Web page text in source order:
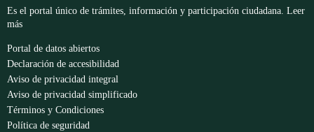
Es el portal único de trámites, información y participación ciudadana. Leer
más
Portal de datos abiertos
Declaración de accesibilidad
Aviso de privacidad integral
Aviso de privacidad simplificado
Términos y Condiciones
Política de seguridad